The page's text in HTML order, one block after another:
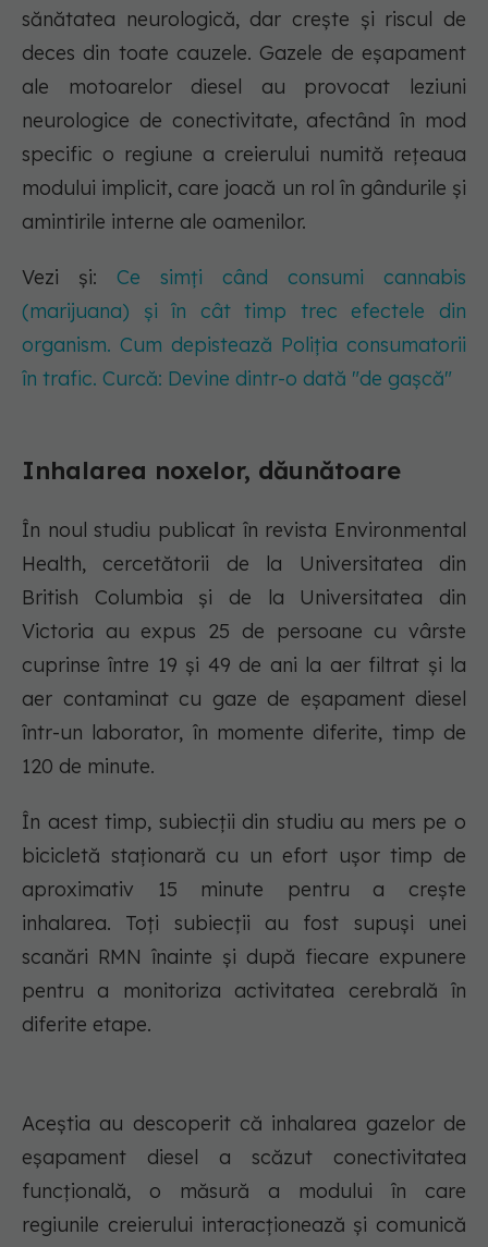
sănătatea neurologică, dar crește și riscul de
deces din toate cauzele. Gazele de eșapament
ale motoarelor diesel au provocat leziuni
neurologice de conectivitate, afectând în mod
specific o regiune a creierului numită rețeaua
modului implicit, care joacă un rol în gândurile și
amintirile interne ale oamenilor.
Vezi și: Ce simți când consumi cannabis
(marijuana) și în cât timp trec efectele din
organism. Cum depistează Poliția consumatorii
în trafic. Curcă: Devine dintr-o dată "de gașcă"
Inhalarea noxelor, dăunătoare
În noul studiu publicat în revista Environmental
Health, cercetătorii de la Universitatea din
British Columbia și de la Universitatea din
Victoria au expus 25 de persoane cu vârste
cuprinse între 19 și 49 de ani la aer filtrat și la
aer contaminat cu gaze de eșapament diesel
într-un laborator, în momente diferite, timp de
120 de minute.
În acest timp, subiecții din studiu au mers pe o
bicicletă staționară cu un efort ușor timp de
aproximativ 15 minute pentru a crește
inhalarea. Toți subiecții au fost supuși unei
scanări RMN înainte și după fiecare expunere
pentru a monitoriza activitatea cerebrală în
diferite etape.
Aceștia au descoperit că inhalarea gazelor de
eșapament diesel a scăzut conectivitatea
funcțională, o măsură a modului în care
regiunile creierului interacționează și comunică